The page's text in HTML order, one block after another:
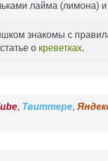
лайма (лимона) и
знакомы с
о креветках.
, Твиттере,